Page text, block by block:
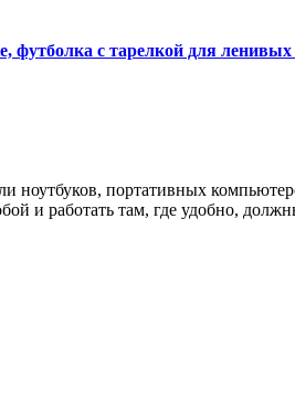
футболка с тарелкой для ленивых
ноутбуков, портативных
и работать там, где удобно,